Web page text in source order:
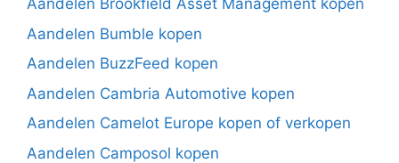
Aandelen Brookfield Asset Management kopen
Aandelen Bumble kopen
Aandelen BuzzFeed kopen
Aandelen Cambria Automotive kopen
Aandelen Camelot Europe kopen of verkopen
Aandelen Camposol kopen